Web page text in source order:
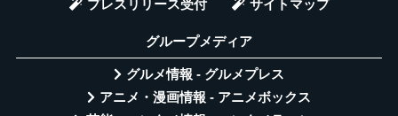
プレスリリース受付
サイトマップ
グループメディア
グルメ情報 - グルメプレス
アニメ・漫画情報 - アニメボックス